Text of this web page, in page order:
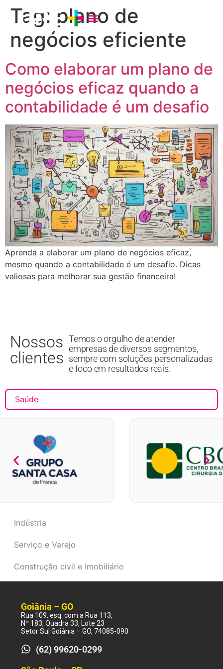
Tag: plano de
negócios eficiente
Como elaborar um plano de
negócios eficaz quando a
contabilidade é um desafio
Aprenda a elaborar um plano de negócios eficaz,
mesmo quando a contabilidade é um desafio. Dicas
valiosas para melhorar sua gestão financeira!
Nossos
clientes
Temos o orgulho de atender
empresas de diversos segmentos,
sempre com soluções personalizadas
e foco em resultados reais.
Saúde
Indústria
Serviço e Varejo
Construção civil e Imobiliário
Goiânia – GO
Rua 109, esq. com a Rua 113,
Nº 183, Quadra 33, Lote 23
Setor Sul Goiânia – GO, 74085-090
(62) 99620-0299